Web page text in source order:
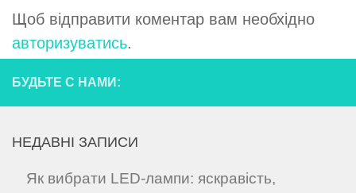
Щоб відправити коментар вам необхідно
авторизуватись.
БУДЬТЕ С НАМИ:
НЕДАВНІ ЗАПИСИ
Як вибрати LED-лампи: яскравість,